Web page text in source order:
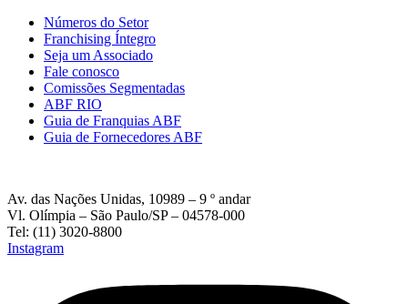
Números do Setor
Franchising Íntegro
Seja um Associado
Fale conosco
Comissões Segmentadas
ABF RIO
Guia de Franquias ABF
Guia de Fornecedores ABF
Av. das Nações Unidas, 10989 – 9 º andar
Vl. Olímpia – São Paulo/SP – 04578-000
Tel: (11) 3020-8800
Instagram